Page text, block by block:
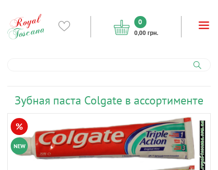
0
0,00 грн.
Зубная паста Colgate в ассортименте
NEW
%